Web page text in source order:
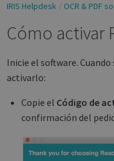
IRIS Helpdesk OCR & PDF
Cómo activar
Inicie el software.
activarlo:
Copie el Código de
confirmación del